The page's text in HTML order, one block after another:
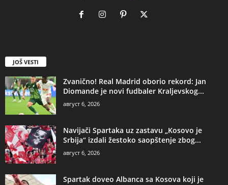
JOŠ VESTI
Zvanično! Real Madrid oborio rekord: Jan
Diomande je novi fudbaler Kraljevskog...
август 6, 2026
Navijači Spartaka uz zastavu „Kosovo je
Srbija“ izdali žestoko saopštenje zbog...
август 6, 2026
Spartak doveo Albanca sa Kosova koji je